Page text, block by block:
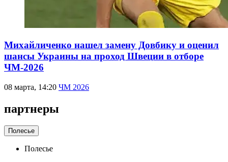
Михайличенко нашел замену Довбику и оценил
шансы Украины на проход Швеции в отборе
ЧМ-2026
08 марта, 14:20 ЧМ 2026
партнеры
Полесье
Полесье